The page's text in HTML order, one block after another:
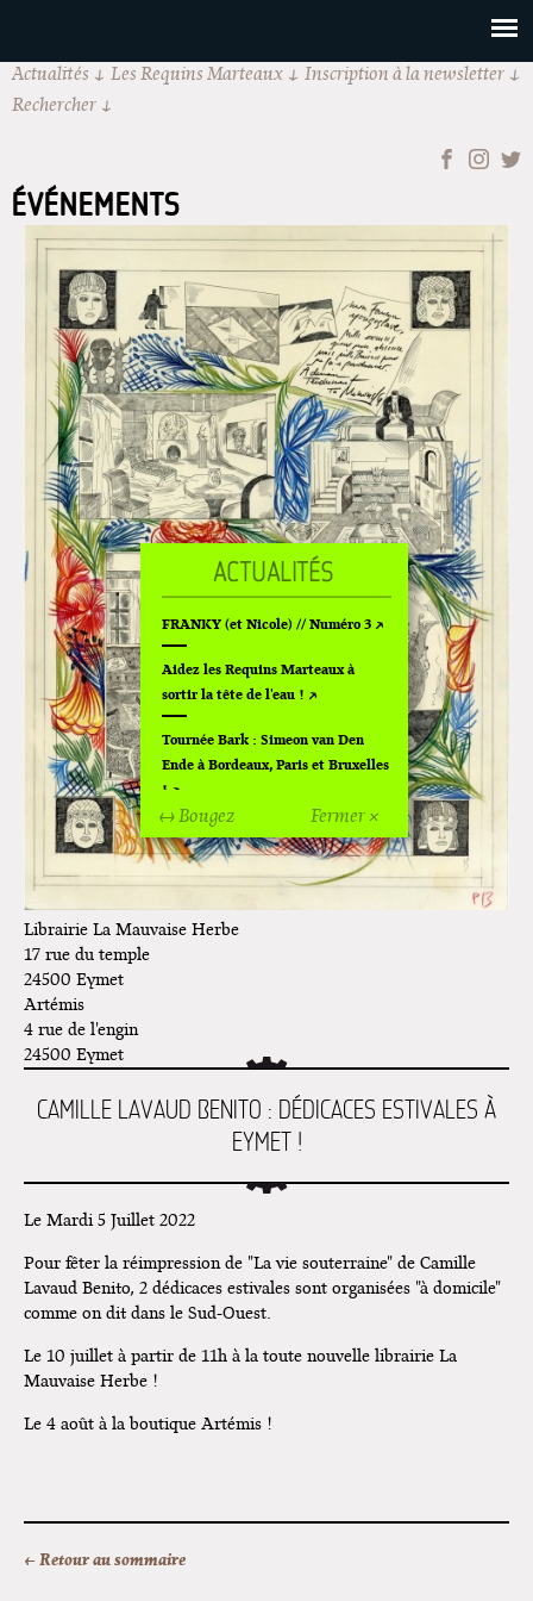
Actualités Les Requins Marteaux
Inscription à la newsletter
Rechercher
ÉVÉNEMENTS
Librairie La Mauvaise Herbe
17 rue du temple
24500 Eymet
Artémis
4 rue de l'engin
24500 Eymet
CAMILLE LAVAUD BENITO : DÉDICACES ESTIVALES À
EYMET !
Le Mardi 5 Juillet 2022
Pour fêter la réimpression de "La vie souterraine" de Camille
Lavaud Benito, 2 dédicaces estivales sont organisées "à domicile"
comme on dit dans le Sud-Ouest.
Le 10 juillet à partir de 11h à la toute nouvelle librairie La
Mauvaise Herbe !
Le 4 août à la boutique Artémis !
← Retour au sommaire
Fermer ×
↔ Bougez
FRANKY (et Nicole) // Numéro 3
Aidez les Requins Marteaux à
sortir la tête de l'eau !
Tournée Bark : Simeon van Den
Ende à Bordeaux, Paris et Bruxelles
!
Off Of Off d'Angoulême 2024
Superette de noël à Pola
L'exposition de Fungirl à
Exposition "Fungirl : Funeral
Tournée "Vulva Viking" : Elizabeth
Bruxelles